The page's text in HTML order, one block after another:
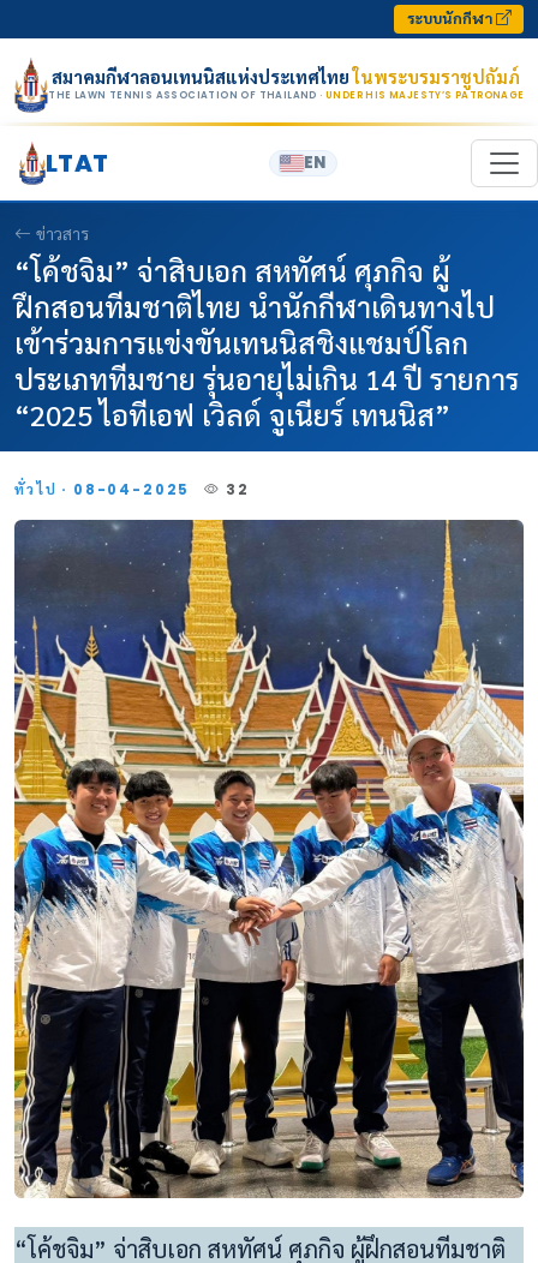
ระบบนักกีฬา
สมาคมกีฬาลอนเทนนิสแห่งประเทศไทยในพระบรมราชูปถัมภ์
THE LAWN TENNIS ASSOCIATION OF THAILAND · UNDER HIS MAJESTY’S PATRONAGE
LTAT EN
ข่าวสาร
“โค้ชจิม” จ่าสิบเอก สหทัศน์ ศุภกิจ ผู้
ฝึกสอนทีมชาติไทย นำนักกีฬาเดินทางไป
เข้าร่วมการแข่งขันเทนนิสชิงแชมป์โลก
ประเภททีมชาย รุ่นอายุไม่เกิน 14 ปี รายการ
“2025 ไอทีเอฟ เวิลด์ จูเนียร์ เทนนิส”
ทั่วไป · 08-04-2025 32
“โค้ชจิม” จ่าสิบเอก สหทัศน์ ศุภกิจ ผู้ฝึกสอนทีมชาติ